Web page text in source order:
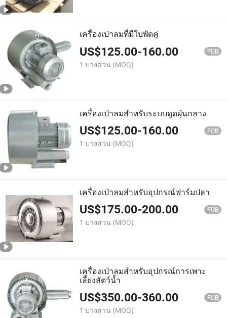
เครื่องเป่าลมที่มีใบพัดคู่
US$125.00-160.00 FOB
1 บางส่วน (MOQ)
เครื่องเป่าลมสำหรับระบบดูดฝุ่นกลาง
US$125.00-160.00 FOB
1 บางส่วน (MOQ)
เครื่องเป่าลมสำหรับอุปกรณ์ฟาร์มปลา
US$175.00-200.00 FOB
1 บางส่วน (MOQ)
เครื่องเป่าลมสำหรับอุปกรณ์การเพาะ
เลี้ยงสัตว์น้ำ
US$350.00-360.00 FOB
1 บางส่วน (MOQ)